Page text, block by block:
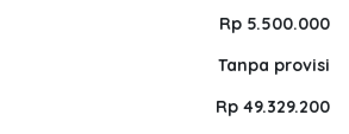
Rp 5.500.000
Tanpa provisi
Rp 49.329.200